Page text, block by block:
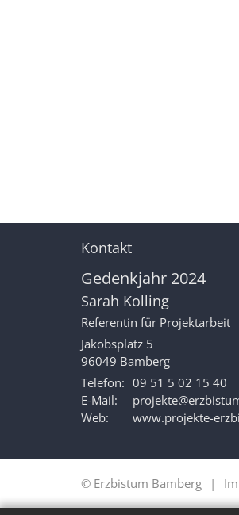
Kontakt
Gedenkjahr 2024
Sarah Kolling
Referentin für Projektarbeit
Jakobsplatz 5
96049 Bamberg
Telefon: 09 51 5 02 15 40
E-Mail:
Web:
www.projekte-
© Erzbistum Bamberg